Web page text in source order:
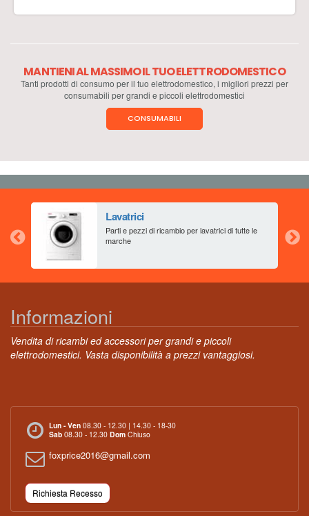
MANTIENI AL MASSIMO IL TUO ELETTRODOMESTICO
Tanti prodotti di consumo per il tuo elettrodomestico, i migliori prezzi per
consumabili per grandi e piccoli elettrodomestici
CONSUMABILI
Lavatrici
Parti e pezzi di ricambio per lavatrici di tutte le
marche
Informazioni
Vendita di ricambi ed accessori per grandi e piccoli
elettrodomestici. Vasta disponibilità a prezzi vantaggiosi.
Lun - Ven 08.30 - 12.30 | 14.30 - 18-30
Sab 08.30 - 12.30 Dom Chiuso
foxprice2016@gmail.com
Richiesta Recesso